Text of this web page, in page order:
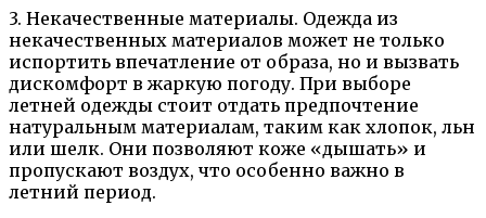
3. Некачественные материалы. Одежда из
некачественных материалов может не только
испортить впечатление от образа, но и вызвать
дискомфорт в жаркую погоду. При выборе
летней одежды стоит отдать предпочтение
натуральным материалам, таким как хлопок, льн
или шелк. Они позволяют коже «дышать» и
пропускают воздух, что особенно важно в
летний период.